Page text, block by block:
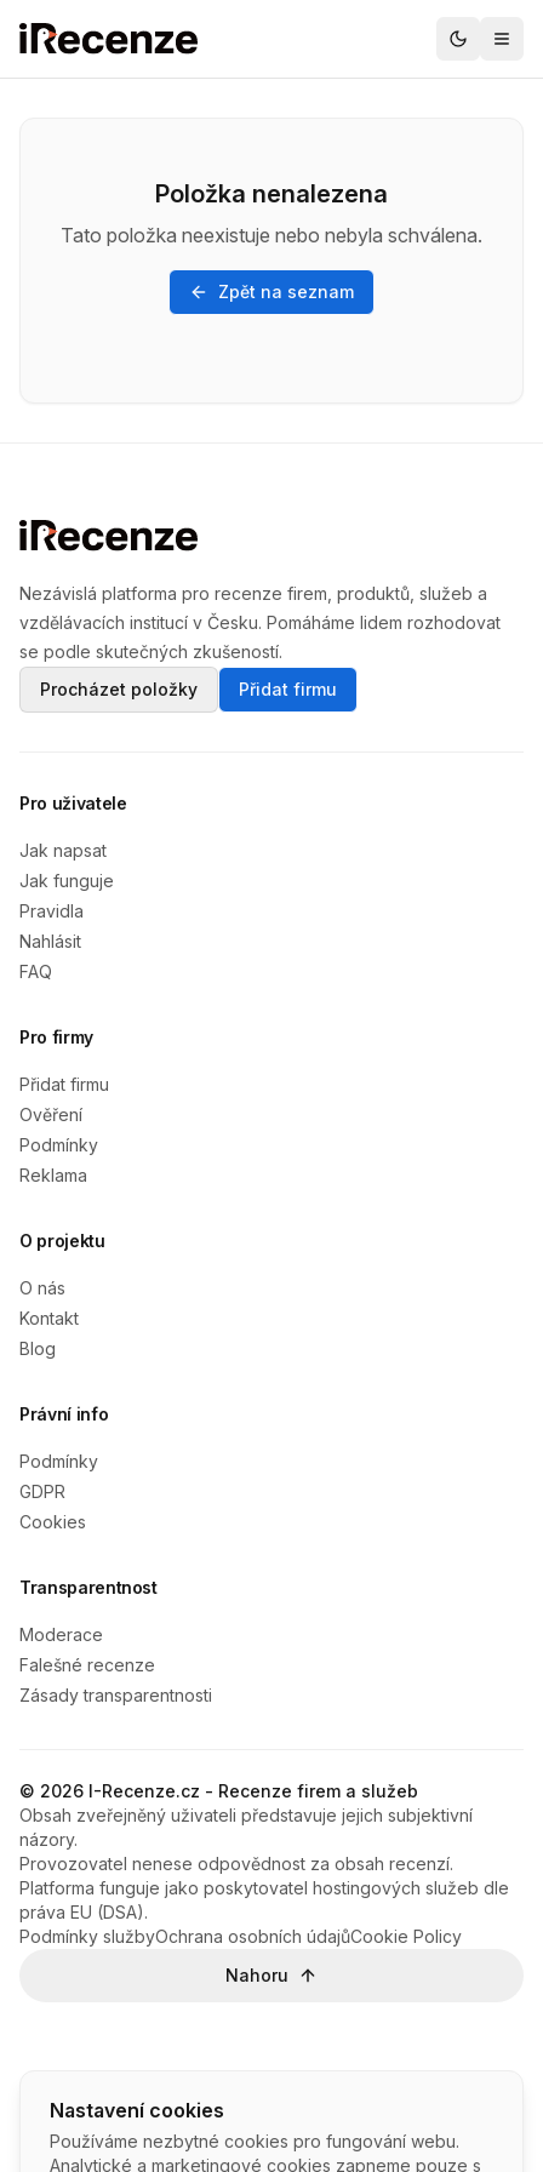
Položka nenalezena
Tato položka neexistuje nebo nebyla schválena.
Zpět na seznam
Nastavení cookies
Používáme nezbytné cookies pro fungování webu.
Analytické a marketingové cookies zapneme pouze s
Nezávislá platforma pro recenze firem, produktů, služeb a
vzdělávacích institucí v Česku. Pomáháme lidem rozhodovat
se podle skutečných zkušeností.
Procházet položky
Přidat firmu
Pro uživatele
Jak napsat
Jak funguje
Pravidla
Nahlásit
FAQ
Pro firmy
Přidat firmu
Ověření
Podmínky
Reklama
O projektu
O nás
Kontakt
Blog
Právní info
Podmínky
GDPR
Cookies
Transparentnost
Moderace
Falešné recenze
Zásady transparentnosti
© 2026 I-Recenze.cz - Recenze firem a služeb
Obsah zveřejněný uživateli představuje jejich subjektivní
názory.
Provozovatel nenese odpovědnost za obsah recenzí.
Platforma funguje jako poskytovatel hostingových služeb dle
práva EU (DSA).
Podmínky službyOchrana osobních údajůCookie Policy
Nahoru